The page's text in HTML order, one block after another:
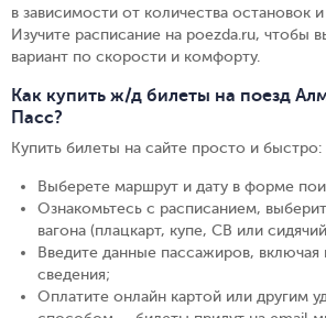
в зависимости от количества остановок
Изучите расписание на poezda.ru, чтобы
вариант по скорости и комфорту.
Как купить ж/д билеты на поезд
Пасс?
Купить билеты на сайте просто и быстро:
Выберете маршрут и дату в форме
Ознакомьтесь с расписанием,
вагона (плацкарт, купе, СВ или
Введите данные пассажиров, включая
сведения;
Оплатите онлайн картой или другим